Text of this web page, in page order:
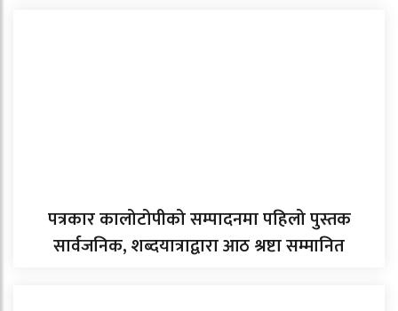
पत्रकार कालोटोपीको सम्पादनमा पहिलो पुस्तक
सार्वजनिक, शब्दयात्राद्वारा आठ श्रष्टा सम्मानित